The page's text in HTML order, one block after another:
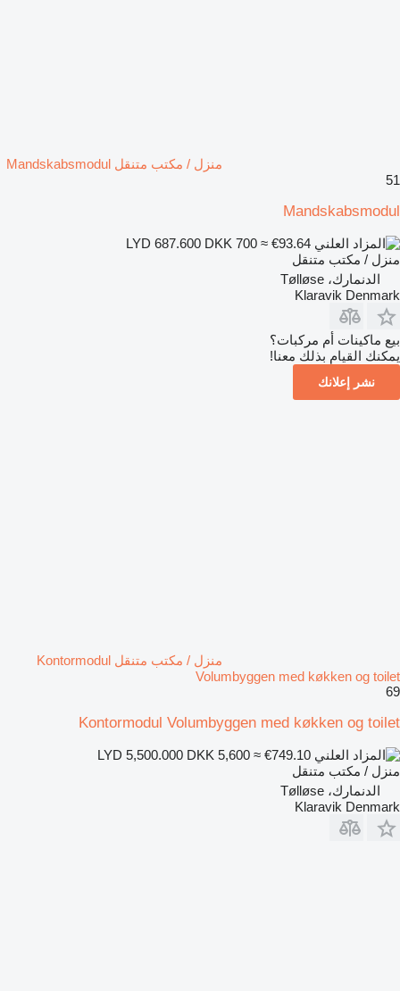
منزل / مكتب متنقل Mandskabsmodul
51
Mandskabsmodul
DKK 700 ≈ €93.64
منزل / مكتب متنقل
الدنمارك، Tølløse
Klaravik Denmark
بيع ماكينات أم مركبات؟
يمكنك القيام بذلك معنا!
نشر إعلانك
منزل / مكتب متنقل Kontormodul
Volumbyggen med køkken og toilet
69
Kontormodul Volumbyggen med køkken og toilet
DKK 5,600 ≈ €749.10
منزل / مكتب متنقل
الدنمارك، Tølløse
Klaravik Denmark